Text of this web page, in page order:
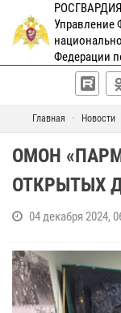
РОСГВАРДИЯ
Управление
Федерации
Главная Новости
ОМОН
ОТКРЫТЫХ
04 декабря 2024,